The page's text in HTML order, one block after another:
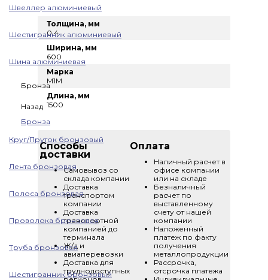
Швеллер алюминиевый
Шестигранник алюминиевый
Шина алюминиевая
Бронза
Назад
Бронза
Круг/Пруток бронзовый
Лента бронзовая
Полоса бронзовая
Проволока бронзовая
Труба бронзовая
Шестигранник бронзовый
Толщина, мм
0.4
Ширина, мм
600
Марка
М1М
Длина, мм
1500
Способы
доставки
Самовывоз со
склада компании
Доставка
транспортом
компании
Доставка
транспортной
компанией до
терминала
Ж/д и
авиаперевозки
Доставка для
труднодоступных
Оплата
Наличный расчет в
офисе компании
или на складе
Безналичный
расчет по
выставленному
счету от нашей
компании
Наложенный
платеж по факту
получения
металлопродукции
Рассрочка,
отсрочка платежа